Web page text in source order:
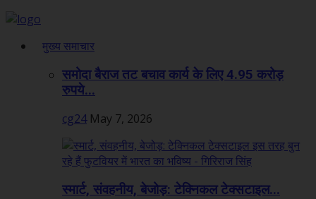
मुख्य समाचार
समोदा बैराज तट बचाव कार्य के लिए 4.95 करोड़
रुपये...
cg24 May 7, 2026
स्मार्ट, संवहनीय, बेजोड़: टेक्निकल टेक्सटाइल...